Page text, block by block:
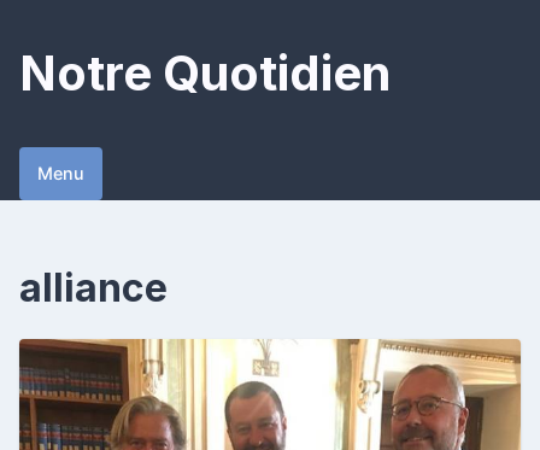
content
Notre Quotidien
Menu
alliance